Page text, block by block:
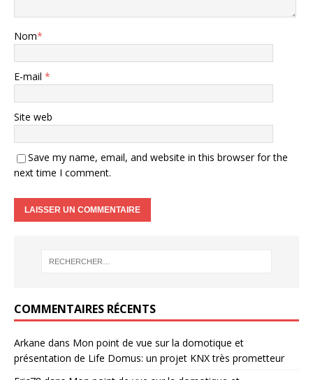
Nom*
E-mail *
Site web
Save my name, email, and website in this browser for the
next time I comment.
COMMENTAIRES RÉCENTS
Arkane dans Mon point de vue sur la domotique et
présentation de Life Domus: un projet KNX très prometteur